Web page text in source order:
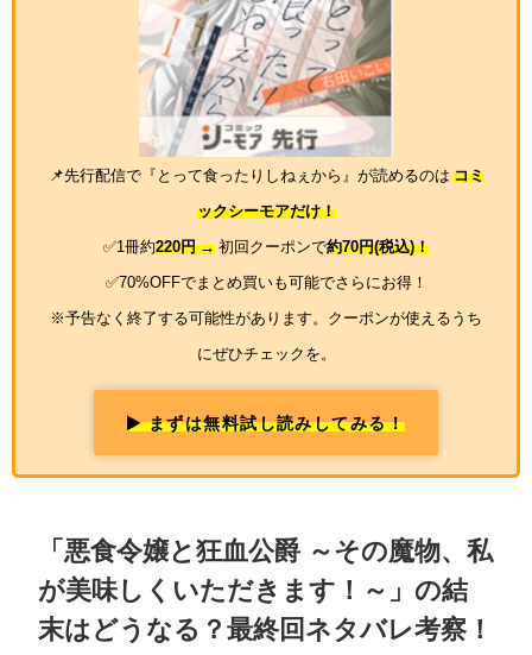
📌先行配信で『とって食ったりしねぇから』が読めるのは コミ
ックシーモアだけ！
✅1冊約220円 →初回クーポンで約70円(税込)！
✅70%OFFでまとめ買いも可能でさらにお得！
※予告なく終了する可能性があります。クーポンが使えるうち
にぜひチェックを。
まずは無料試し読みしてみる！
「悪食令嬢と狂血公爵 ～その魔物、私
が美味しくいただきます！～」の結
末はどうなる？最終回ネタバレ考察！